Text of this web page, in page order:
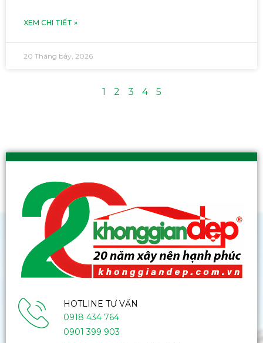
XEM CHI TIẾT »
20 Tháng bảy, 2026
1 2 3 4 5
HOTLINE TƯ VẤN
0918 434 764
0901 399 903